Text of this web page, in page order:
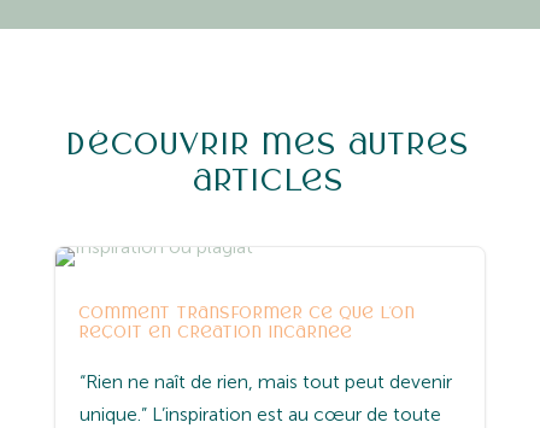
Découvrir mes autres
articles
comment transformer ce que l’on
reçoit en création incarnée
“Rien ne naît de rien, mais tout peut devenir
unique.” L’inspiration est au cœur de toute